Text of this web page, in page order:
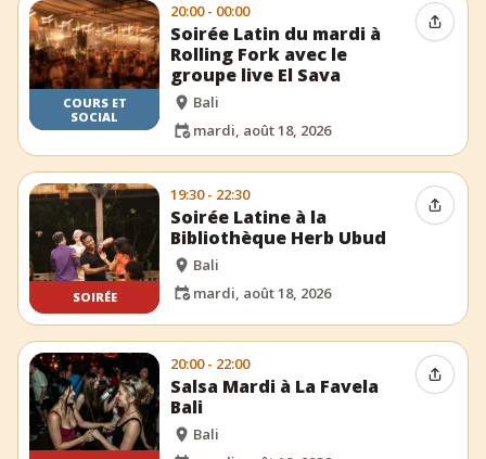
COURS ET
SOCIAL
20:00 - 00:00
Soirée Latin du mardi à
Rolling Fork avec le
groupe live El Sava
Bali
mardi, août 18, 2026
SOIRÉE
19:30 - 22:30
Soirée Latine à la
Bibliothèque Herb Ubud
Bali
mardi, août 18, 2026
20:00 - 22:00
Salsa Mardi à La Favela
Bali
Bali